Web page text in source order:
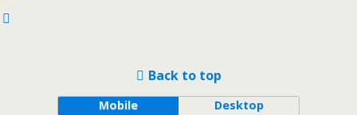
Back to top
Mobile Desktop